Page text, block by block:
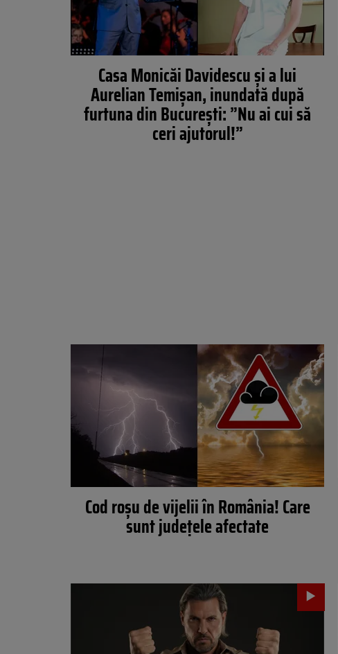
Casa Monicăi Davidescu și a lui
Aurelian Temișan, inundată după
furtuna din București: ”Nu ai cui să
ceri ajutorul!”
Cod roșu de vijelii în România! Care
sunt județele afectate